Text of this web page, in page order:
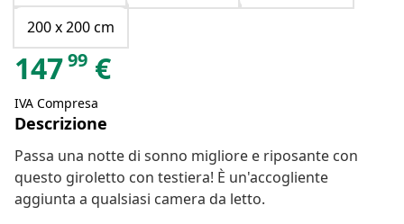
200 x 200 cm
14799 €
IVA Compresa
Descrizione
Passa una notte di sonno migliore e riposante con
questo giroletto con testiera! È un'accogliente
aggiunta a qualsiasi camera da letto.